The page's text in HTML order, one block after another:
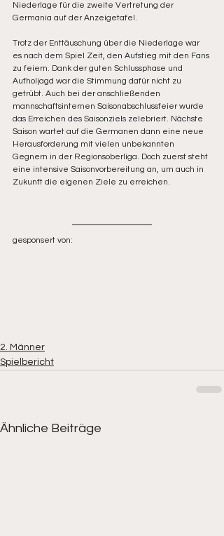
Niederlage für die zweite Vertretung der
Germania auf der Anzeigetafel.
Trotz der Enttäuschung über die Niederlage war
es nach dem Spiel Zeit, den Aufstieg mit den Fans
zu feiern. Dank der guten Schlussphase und
Aufholjagd war die Stimmung dafür nicht zu
getrübt. Auch bei der anschließenden
mannschaftsinternen Saisonabschlussfeier wurde
das Erreichen des Saisonziels zelebriert. Nächste
Saison wartet auf die Germanen dann eine neue
Herausforderung mit vielen unbekannten
Gegnern in der Regionsoberliga. Doch zuerst steht
eine intensive Saisonvorbereitung an, um auch in
Zukunft die eigenen Ziele zu erreichen.
gesponsert von:
2. Männer
Spielbericht
Ähnliche Beiträge